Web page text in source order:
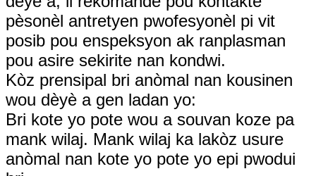
pèsonèl antretyen pwofesyonèl pi vit
posib pou enspeksyon ak ranplasman
pou asire sekirite nan kondwi.
Kòz prensipal bri anòmal nan kousinen
wou dèyè a gen ladan yo:
Bri kote yo pote wou a souvan koze pa
mank wilaj. Mank wilaj ka lakòz usure
anòmal nan kote yo pote yo epi pwodui